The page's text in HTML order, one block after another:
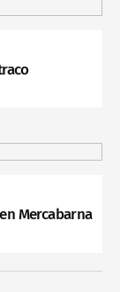
Mercabarna